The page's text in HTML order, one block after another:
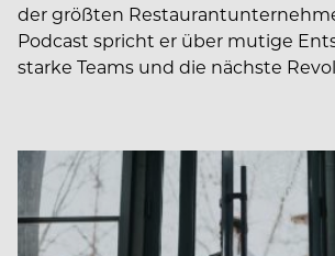
der größten
Podcast spricht er über mutige
starke Teams und die nächste